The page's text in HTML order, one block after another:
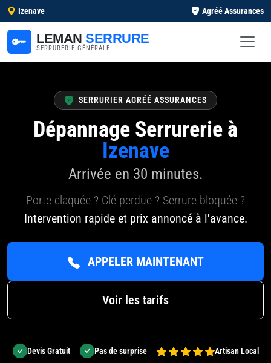
Izenave Agréé Assurances
LEMAN SERRURE
SERRURERIE GÉNÉRALE
SERRURIER AGRÉÉ ASSURANCES
Dépannage Serrurerie à
Izenave
Arrivée en 30 minutes.
Porte claquée ? Clé perdue ? Serrure bloquée ?
Intervention rapide et prix annoncé à l'avance.
APPELER MAINTENANT
Voir les tarifs
Devis Gratuit Pas de surprise Artisan Local